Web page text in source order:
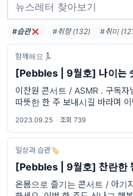
#습관 #취향 (132) #취미
#취향수집 (46)
#여행
#아프리카 (13)
#아이
#콘서트 (10)
#패션
함께해요🏃🏻
[Pebbles | 9월호] 나이는
이찬원 콘서트 / ASMR . 구독자
따뜻한 한 주 보내시길 바라며
2023.09.25 · 조회 739
일상과 습관🏷
[Pebbles | 9월호] 찬란한
온몸으로 즐기는 콘서트 / 아기